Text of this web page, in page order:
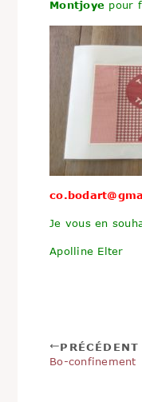
Montjoye pour
Je vous en
Apolline Elter
PRÉCÉDENT
Bo-confinement